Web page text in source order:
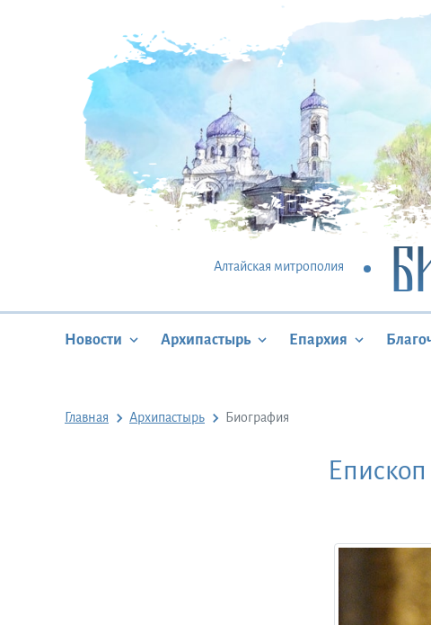
Алтайская митрополия
Новости Архипастырь Епархия
Главная Архипастырь Биография